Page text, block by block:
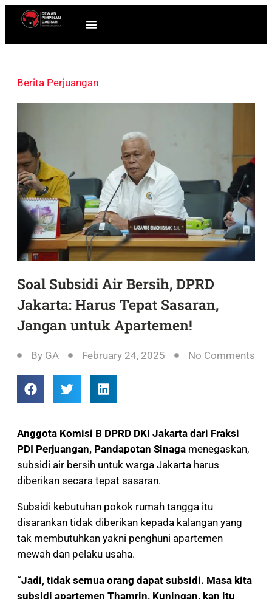
Berita Perjuangan
Soal Subsidi Air Bersih, DPRD
Jakarta: Harus Tepat Sasaran,
Jangan untuk Apartemen!
By GA February 24, 2025 No Comments
Anggota Komisi B DPRD DKI Jakarta dari Fraksi
PDI Perjuangan, Pandapotan Sinaga menegaskan,
subsidi air bersih untuk warga Jakarta harus
diberikan secara tepat sasaran.
Subsidi kebutuhan pokok rumah tangga itu
disarankan tidak diberikan kepada kalangan yang
tak membutuhkan yakni penghuni apartemen
mewah dan pelaku usaha.
“Jadi, tidak semua orang dapat subsidi. Masa kita
subsidi apartemen Thamrin, Kuningan, kan itu